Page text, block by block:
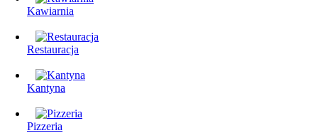
Kawiarnia
Restauracja
Kantyna
Pizzeria